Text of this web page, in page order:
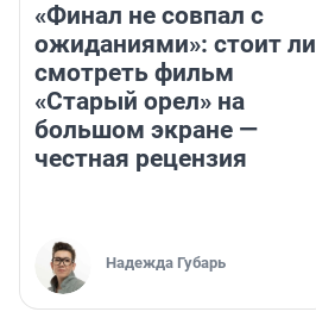
«Финал не совпал с
ожиданиями»: стоит ли
смотреть фильм
«Старый орел» на
большом экране —
честная рецензия
Надежда Губарь